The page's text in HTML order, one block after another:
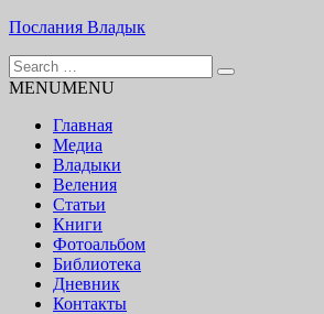
Skip
content
Послания Владык
Основу сайта представляют Послания,
Search
for:
MENUMENU
Главная
Медиа
Владыки
Веления
Статьи
Книги
Фотоальбом
Библиотека
Дневник
Контакты